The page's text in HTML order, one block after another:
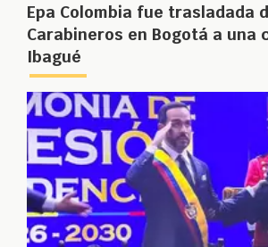
Epa Colombia fue trasladada
Carabineros en Bogotá a una
Ibagué